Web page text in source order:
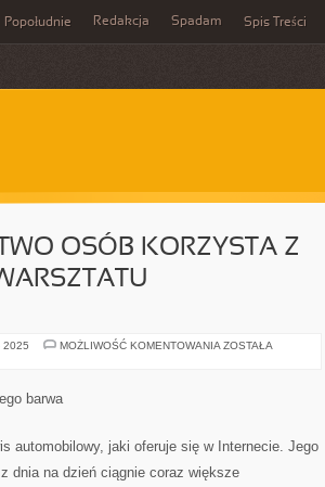
Popołudnie Redakcja Spadam Spis Treści
OSÓB KORZYSTA Z
2025 MOŻLIWOŚĆ KOMENTOWANIA NIESŁYCHANIE
SAMOCHODOWEGO
ZOSTAŁA
barwa
automobilowy, jaki oferuje się w Internecie. Jego
dnia na dzień ciągnie coraz większe